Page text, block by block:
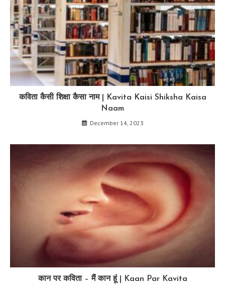
कविता कैसी शिक्षा कैसा नाम | Kavita Kaisi Shiksha Kaisa
Naam
December 14, 2023
कान पर कविता – मैं कान हूं | Kaan Par Kavita